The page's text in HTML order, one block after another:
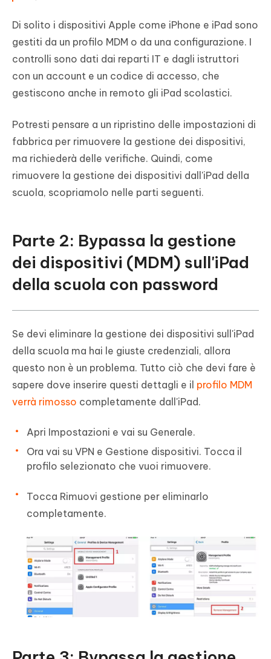
Di solito i dispositivi Apple come iPhone e iPad sono
gestiti da un profilo MDM o da una configurazione. I
controlli sono dati dai reparti IT e dagli istruttori
con un account e un codice di accesso, che
gestiscono anche in remoto gli iPad scolastici.
Potresti pensare a un ripristino delle impostazioni di
fabbrica per rimuovere la gestione dei dispositivi,
ma richiederà delle verifiche. Quindi, come
rimuovere la gestione dei dispositivi dall'iPad della
scuola, scopriamolo nelle parti seguenti.
Parte 2: Bypassa la gestione
dei dispositivi (MDM) sull'iPad
della scuola con password
Se devi eliminare la gestione dei dispositivi sull'iPad
della scuola ma hai le giuste credenziali, allora
questo non è un problema. Tutto ciò che devi fare è
sapere dove inserire questi dettagli e il profilo MDM
verrà rimosso completamente dall'iPad.
Apri Impostazioni e vai su Generale.
Ora vai su VPN e Gestione dispositivi. Tocca il
profilo selezionato che vuoi rimuovere.
Tocca Rimuovi gestione per eliminarlo
completamente.